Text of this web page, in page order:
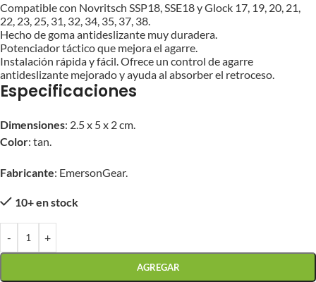
Compatible con Novritsch SSP18, SSE18 y Glock 17, 19, 20, 21,
22, 23, 25, 31, 32, 34, 35, 37, 38.
Hecho de goma antideslizante muy duradera.
Potenciador táctico que mejora el agarre.
Instalación rápida y fácil. Ofrece un control de agarre
antideslizante mejorado y ayuda al absorber el retroceso.
Especificaciones
Dimensiones: 2.5 x 5 x 2 cm.
Color: tan.
Fabricante: EmersonGear.
10+ en stock
- +
AGREGAR